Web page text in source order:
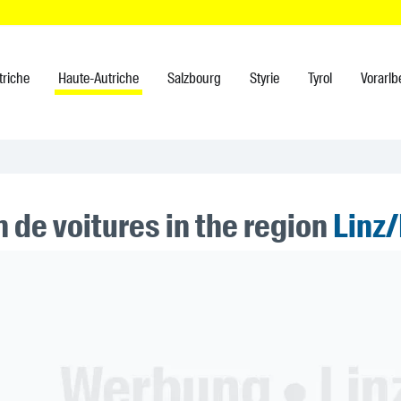
Haute-Autriche Salzbourg Styrie Tyrol
de voitures in the region